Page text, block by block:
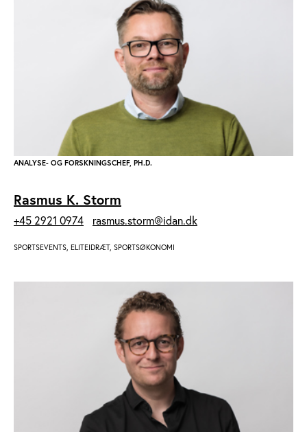
ANALYSE- OG FORSKNINGSCHEF, PH.D.
Rasmus K. Storm
+45 2921 0974 rasmus.storm@idan.dk
SPORTSEVENTS, ELITEIDRÆT, SPORTSØKONOMI